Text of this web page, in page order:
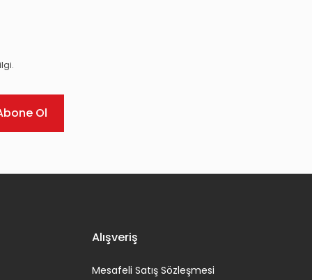
Ol
Alışveriş
Mesafeli Satış Sözleşmesi